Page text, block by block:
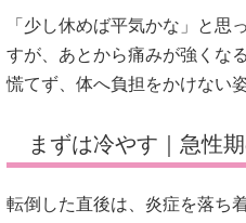
「少し休めば平気かな」と思
すが、あとから痛みが強くな
慌てず、体へ負担をかけない
まずは冷やす｜急性
転倒した直後は、炎症を落ち